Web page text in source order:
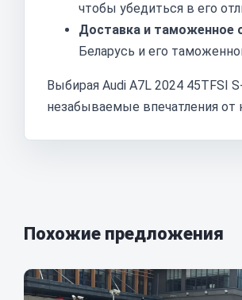
чтобы убедиться в его
Доставка и таможенное
Беларусь и его
Выбирая Audi A7L 2024 45TFSI
незабываемые впечатления от
Похожие предложения